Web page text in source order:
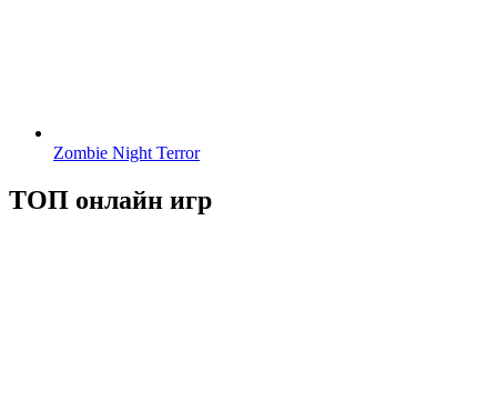
Zombie Night Terror
ТОП онлайн игр